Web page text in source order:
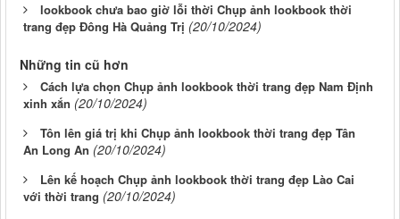
lookbook chưa bao giờ lỗi thời Chụp ảnh lookbook thời
trang đẹp Đông Hà Quảng Trị (20/10/2024)
Những tin cũ hơn
Cách lựa chọn Chụp ảnh lookbook thời trang đẹp Nam Định
xinh xắn (20/10/2024)
Tôn lên giá trị khi Chụp ảnh lookbook thời trang đẹp Tân
An Long An (20/10/2024)
Lên kế hoạch Chụp ảnh lookbook thời trang đẹp Lào Cai
với thời trang (20/10/2024)